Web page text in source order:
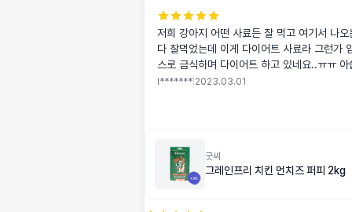
저희 강아지 어떤 사료든 잘 먹고 여기서 나
다 잘먹었는데 이게 다이어트 사료라 그런가
스로 금식하며 다이어트 하고 있네요..ㅠㅠ 아
에 먹던 사료랑 섞어서 먹이고 있어요
l******* 2023.03.01
굿씨
그레인프리 치킨 먼치즈 퍼피 2kg